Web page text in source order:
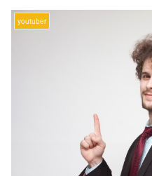
youtuber